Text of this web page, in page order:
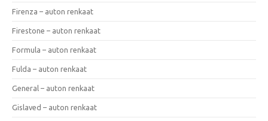
Firenza – auton renkaat
Firestone – auton renkaat
Formula – auton renkaat
Fulda – auton renkaat
General – auton renkaat
Gislaved – auton renkaat